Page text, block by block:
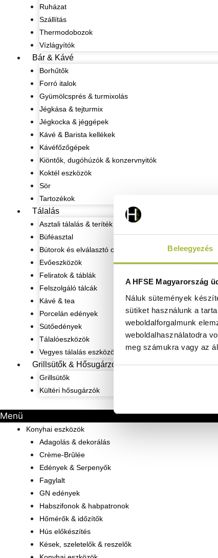
Beleegyezés
A HFSE Magyarország
Náluk sütemények
sütiket használunk a
weboldalforgalmunk
weboldalhasználatodra
meg számukra vagy az
Ruházat
Szállítás
Thermodobozok
Vízlágyítók
Bár & Kávé
Borhűtők
Forró italok
Gyümölcsprés & turmixolás
Jégkása & tejturmix
Jégkocka & jéggépek
Kávé & Barista kellékek
Kávéfőzőgépek
Kiöntők, dugóhúzók & konzervnyitók
Koktél eszközök
Sör
Tartozékok
Tálalás
Asztali tálalás & teríték
Büféasztal
Bútorok és elválasztó oszlopok
Evőeszközök
Feliratok & táblák
Felszolgáló tálcák
Kávé & tea
Porcelán edények
Sütőedények
Tálalóeszközök
Vegyes tálalás eszközök
Grillsütők & Hősugárzók
Grillsütők
Kültéri hősugárzók
Menü
Konyhai eszközök
Adagolás & dekorálás
Crème-Brûlée
Edények & Serpenyők
Fagylalt
GN edények
Habszifonok & habpatronok
Hőmérők & időzítők
Hús előkészítés
Kések, szeletelők & reszelők